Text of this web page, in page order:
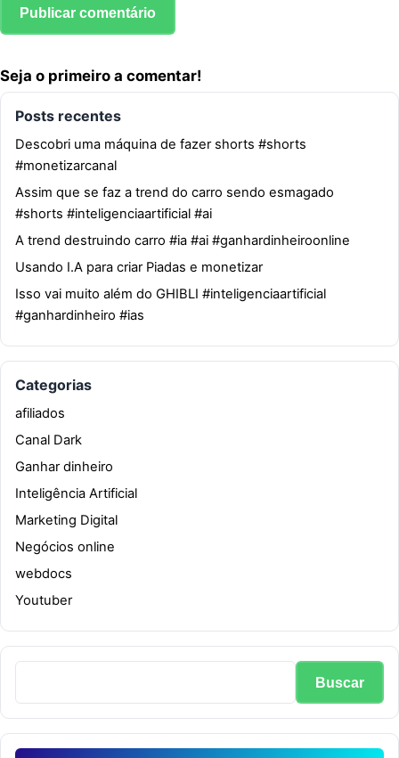
Seja o primeiro a comentar!
Posts recentes
Descobri uma máquina de fazer shorts #shorts
#monetizarcanal
Assim que se faz a trend do carro sendo esmagado
#shorts #inteligenciaartificial #ai
A trend destruindo carro #ia #ai #ganhardinheiroonline
Usando I.A para criar Piadas e monetizar
Isso vai muito além do GHIBLI #inteligenciaartificial
#ganhardinheiro #ias
Categorias
afiliados
Canal Dark
Ganhar dinheiro
Inteligência Artificial
Marketing Digital
Negócios online
webdocs
Youtuber